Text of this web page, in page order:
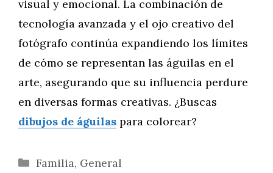
visual y emocional. La combinación de
tecnología avanzada y el ojo creativo del
fotógrafo continúa expandiendo los límites
de cómo se representan las águilas en el
arte, asegurando que su influencia perdure
en diversas formas creativas. ¿Buscas
dibujos de águilas para colorear?
Categorías
Familia, General